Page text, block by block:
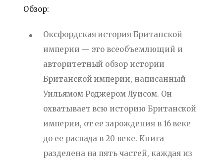
Обзор:
Оксфордская история Британской
империи — это всеобъемлющий и
авторитетный обзор истории
Британской империи, написанный
Уильямом Роджером Луисом. Он
охватывает всю историю Британской
империи, от ее зарождения в 16 веке
до ее распада в 20 веке. Книга
разделена на пять частей, каждая из